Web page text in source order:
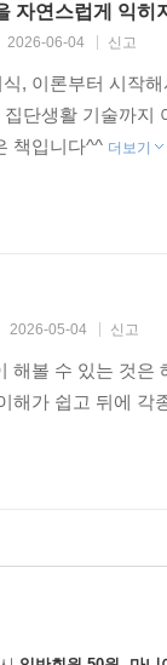
자연스럽게 익히
2026-06-04 신고
, 이론부터 시작
단생활 기술까
책입니다^^ 더보기
2026-05-04 신고
해볼 수 있는 것은
해가 쉽고 뒤에